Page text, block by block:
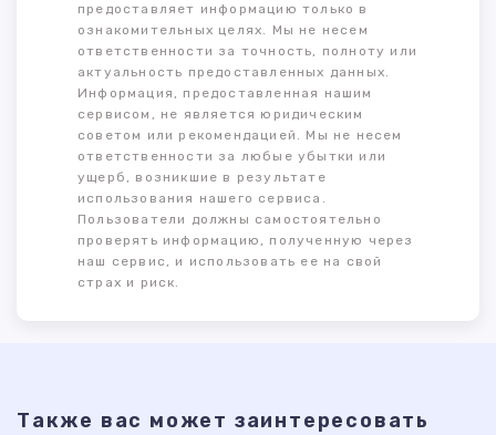
предоставляет информацию только в
ознакомительных целях. Мы не несем
ответственности за точность, полноту или
актуальность предоставленных данных.
Информация, предоставленная нашим
сервисом, не является юридическим
советом или рекомендацией. Мы не несем
ответственности за любые убытки или
ущерб, возникшие в результате
использования нашего сервиса.
Пользователи должны самостоятельно
проверять информацию, полученную через
наш сервис, и использовать ее на свой
страх и риск.
Также ваc может заинтересовать